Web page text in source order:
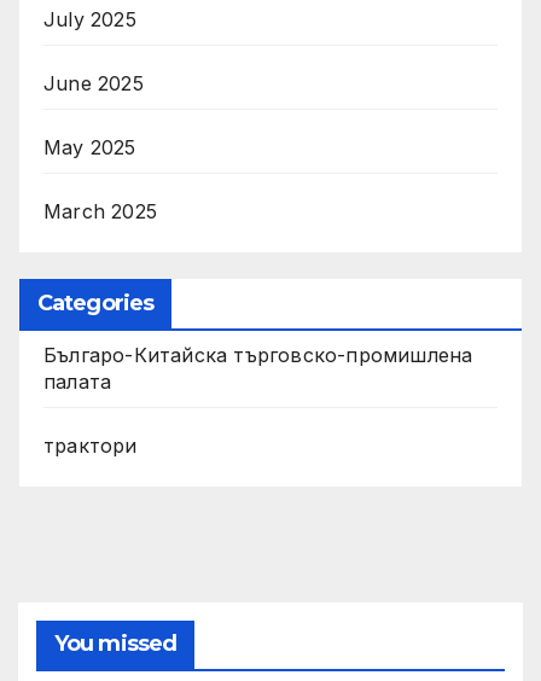
July 2025
June 2025
May 2025
March 2025
Categories
Българо-Китайска търговско-промишлена
палата
трактори
You missed